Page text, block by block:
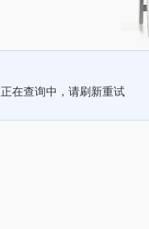
正在查询中，请刷新重试